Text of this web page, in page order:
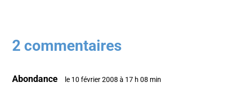
2 commentaires
Abondance le 10 février 2008 à 17 h 08 min